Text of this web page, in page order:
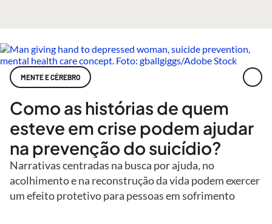
MENTE E CÉREBRO
Como as histórias de quem
esteve em crise podem ajudar
na prevenção do suicídio?
Narrativas centradas na busca por ajuda, no
acolhimento e na reconstrução da vida podem exercer
um efeito protetivo para pessoas em sofrimento